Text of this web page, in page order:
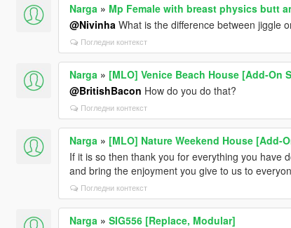
Narga » Mp Female with breast physics butt
@Nivinha What is the difference between jiggle
Погледни контекст
Narga » [MLO] Venice Beach House [Add-On
@BritishBacon How do you do that?
Погледни контекст
Narga » [MLO] Nature Weekend House [Add-
If it is so then thank you for everything you have
and bring the enjoyment you give to us to
Погледни контекст
Narga » SIG556 [Replace, Modular]